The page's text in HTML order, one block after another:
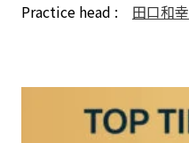
Practice head : 田口和幸